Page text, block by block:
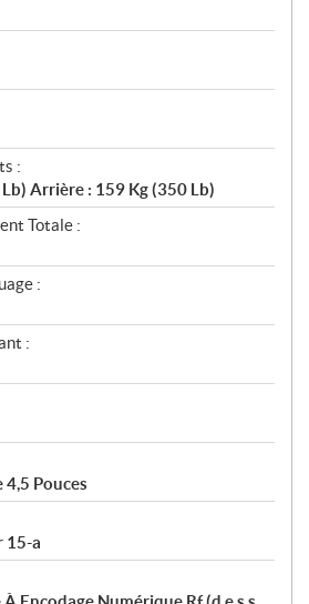
:
Arrière : 159 Kg (350 Lb)
Totale :
:
:
4,5 Pouces
15-a